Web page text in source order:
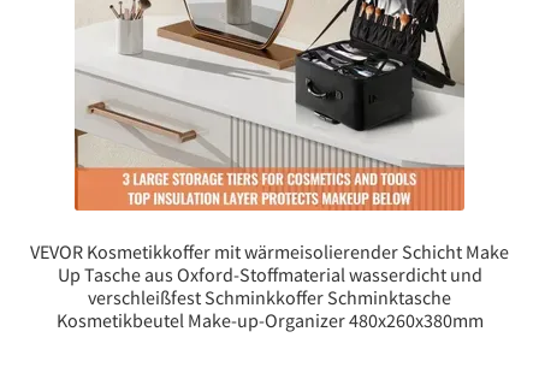
VEVOR Kosmetikkoffer mit wärmeisolierender Schicht Make
Up Tasche aus Oxford-Stoffmaterial wasserdicht und
verschleißfest Schminkkoffer Schminktasche
Kosmetikbeutel Make-up-Organizer 480x260x380mm